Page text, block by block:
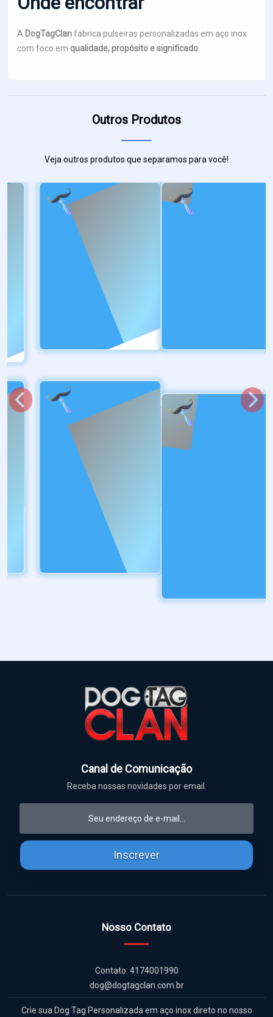
A DogTagClanfabrica pulseiras personalizadas em aço inox
com foco em qualidade, propósito e significado
Outros Produtos
Veja outros produtos que separamos para você!
Canal de Comunicação
Receba nossas novidades por email.
Inscrever
Nosso Contato
Contato: 4174001990
dog@dogtagclan.com.br
Crie sua Dog Tag Personalizada em aço inox direto no nosso